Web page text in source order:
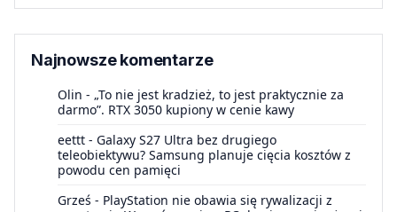
Najnowsze komentarze
Olin - „To nie jest kradzież, to jest praktycznie za
darmo”. RTX 3050 kupiony w cenie kawy
eettt - Galaxy S27 Ultra bez drugiego
teleobiektywu? Samsung planuje cięcia kosztów z
powodu cen pamięci
Grześ - PlayStation nie obawia się rywalizacji z